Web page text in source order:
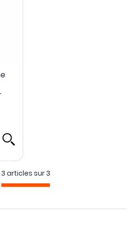
3 articles sur 3